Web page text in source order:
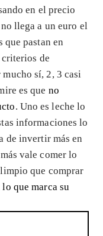
en el precio
llega a un euro el
pastan en
de
sí, 2, 3 casi
es que no
. Uno es leche lo
informaciones lo
de invertir más en
vale comer lo
que comprar
que marca su